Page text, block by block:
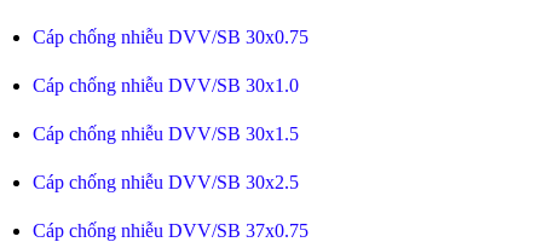
Cáp chống nhiễu DVV/SB 30x0.75
Cáp chống nhiễu DVV/SB 30x1.0
Cáp chống nhiễu DVV/SB 30x1.5
Cáp chống nhiễu DVV/SB 30x2.5
Cáp chống nhiễu DVV/SB 37x0.75